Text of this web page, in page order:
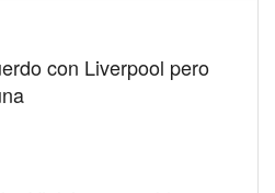
con Liverpool pero